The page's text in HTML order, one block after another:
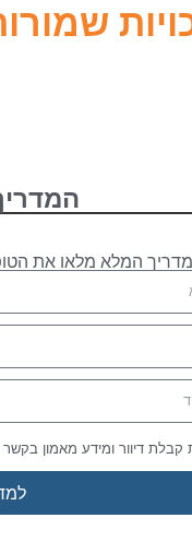
המלא מלאו את
דיוור ומידע מאמון בקשר